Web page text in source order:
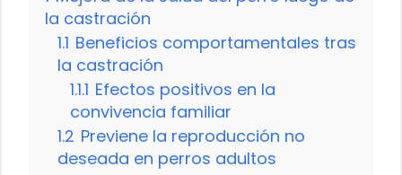
la castración
1.1 Beneficios comportamentales tras
la castración
1.1.1 Efectos positivos en la
convivencia familiar
1.2 Previene la reproducción no
deseada en perros adultos